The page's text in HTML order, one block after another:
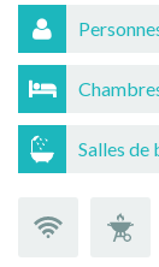
Salles de